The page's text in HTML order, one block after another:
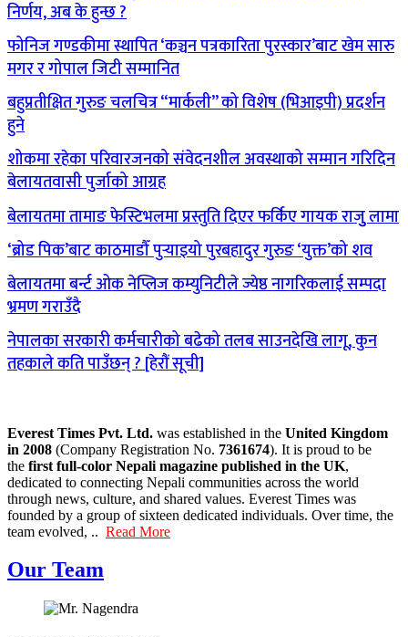
निर्णय, अब के हुन्छ ?
फोनिज गण्डकीमा स्थापित ‘कञ्चन पत्रकारिता पुरस्कार’बाट खेम सारु
मगर र गोपाल जिटी सम्मानित
बहुप्रतीक्षित गुरुङ चलचित्र “मार्कली” को विशेष (भिआइपी) प्रदर्शन
हुने
शोकमा रहेका परिवारजनको संवेदनशील अवस्थाको सम्मान गरिदिन
बेलायतवासी पुर्जाको आग्रह
बेलायतमा तामाङ फेस्टिभलमा प्रस्तुति दिएर फर्किए गायक राजुु लामा
‘ब्रोड पिक’बाट काठमाडौँ पुर्‍याइयो पुरबहादुर गुरुङ ‘युक्त’को शव
बेलायतमा बर्न्ट ओक नेप्लिज कम्युनिटीले ज्येष्ठ नागरिकलाई सम्पदा
भ्रमण गराउँदै
नेपालका सरकारी कर्मचारीको बढेको तलब साउनदेखि लागू, कुन
तहकाले कति पाउँछन् ? [हेरौं सूची]
Everest Times Pvt. Ltd. was established in the United Kingdom
in 2008 (Company Registration No. 7361674). It is proud to be
the first full-color Nepali magazine published in the UK,
dedicated to connecting Nepali communities across the world
through news, culture, and shared values. Everest Times was
founded by a group of sixteen dedicated individuals. Over time, the
team evolved, .. Read More
Our Team